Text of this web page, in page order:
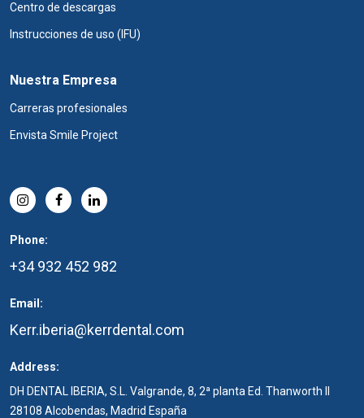
Centro de descargas
Instrucciones de uso (IFU)
Nuestra Empresa
Carreras profesionales
Envista Smile Project
Phone:
+34 932 452 982
Email:
Kerr.iberia@kerrdental.com
Address:
DH DENTAL IBERIA, S.L. Valgrande, 8, 2ª planta Ed. Thanworth II
28108 Alcobendas, Madrid España